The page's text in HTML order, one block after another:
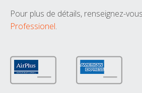
Pour plus de détails, renseignez-
Professionel.